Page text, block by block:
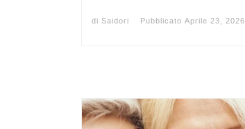
di Saidori Pubblicato Aprile 23, 2026